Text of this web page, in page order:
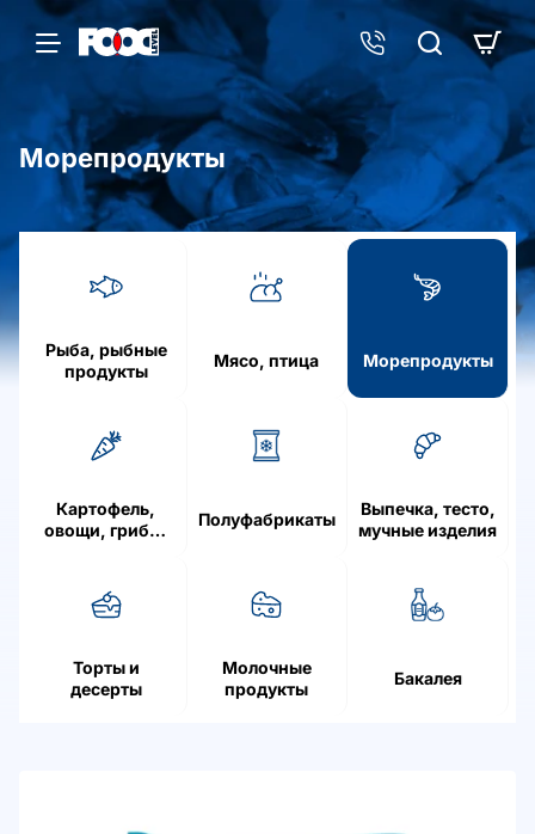
Морепродукты
Рыба, рыбные
продукты
Мясо, птица Морепродукты
Картофель,
овощи, грибы,
Полуфабрикаты
Выпечка, тесто,
мучные изделия
Торты и
десерты
Молочные
продукты
Бакалея